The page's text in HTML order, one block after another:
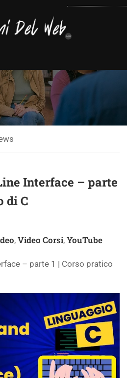
Interface – parte
di C
, Video Corsi, YouTube
– parte 1 | Corso pratico